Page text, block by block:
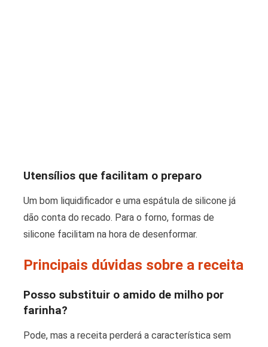
Utensílios que facilitam o preparo
Um bom liquidificador e uma espátula de silicone já
dão conta do recado. Para o forno, formas de
silicone facilitam na hora de desenformar.
Principais dúvidas sobre a receita
Posso substituir o amido de milho por
farinha?
Pode, mas a receita perderá a característica sem